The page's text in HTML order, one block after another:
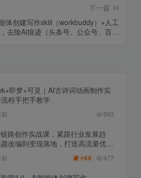
下一篇
体创建写作skill（workbuddy）+人工
去除AI痕迹（头条号、公众号、百家
即梦+可灵｜AI古诗词动画制作实
程手把手教学
993
路创作实战课，紧跟行业发展趋
改编到变现落地，打造高流量优质
￥6.6 977